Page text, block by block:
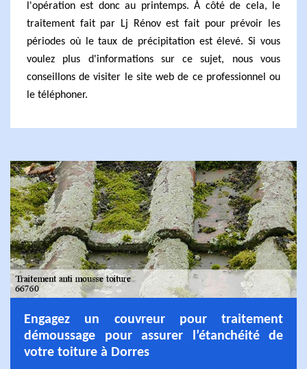
l'opération est donc au printemps. À côté de cela, le
traitement fait par Lj Rénov est fait pour prévoir les
périodes où le taux de précipitation est élevé. Si vous
voulez plus d'informations sur ce sujet, nous vous
conseillons de visiter le site web de ce professionnel ou
le téléphoner.
Engagez un couvreur pour traitement
démoussage pour assurer l’étanchéité de
votre toiture à Dorres